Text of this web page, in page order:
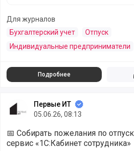
Для журналов
Бухгалтерский учет
Отпуск
Индивидуальные предприниматели
Подробнее
Первые ИТ
05.06.26, 08:13
📅 Собирать пожелания по
сервис «1С:Кабинет сотрудника»